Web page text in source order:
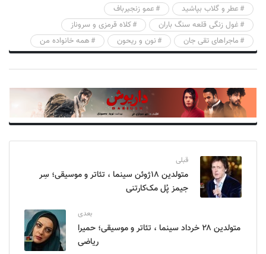
عطر و گلاب بپاشید
عمو زنجیرباف
غول زنگی قلعه سنگ باران
کلاه قرمزی و سروناز
ماجراهای تقی جان
نون و ریحون همه خانواده من
قبلی
متولدین ۱۸ژوئن سینما ، تئاتر و موسیقی؛ سِر
جیمز پُل مک‌کارتنی
بعدی
متولدین ۲۸ خرداد سینما ، تئاتر و موسیقی؛ حمیرا
ریاضی